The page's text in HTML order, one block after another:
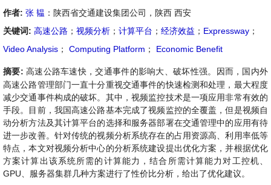
作者: 张 韫 ：陕西省交通建设集团公司，陕西 西安
关键词: 高速公路 ； 视频分析 ； 计算平台 ； 经济效益 ； Expressway ；
Video Analysis ； Computing Platform ； Economic Benefit
摘要: 高速公路车速快，交通事件的影响大、破坏性强。因而，国内外
高速公路管理部门一直十分重视交通事件的快速检测和处理，最大程度
减少交通事件构成的破坏。其中，视频监控技术是一项应用非常有效的
手段。目前，我国高速公路基本完成了视频监控的全覆盖，但是视频自
动分析方法及其计算平台的选择和服务器部署在交通管理中的应用有待
进一步改善。针对传统的视频分析系统存在的占用资源高、利用率低等
特点，本文对视频分析中心的分析系统建设提出优化方案，并根据优化
方案计算出该系统所需的计算能力，结合所需计算能力对工控机、
GPU、服务器集群几种方案进行了性价比分析，给出了优化建议。